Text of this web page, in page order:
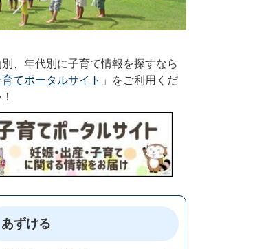
別、年代別に子育て情報を探すなら
てポータルサイト 」をご利用くだ
あずける